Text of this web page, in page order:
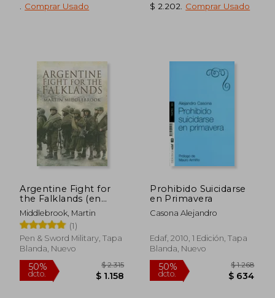
dcto. $ 1.005 dcto.
Comprar Usado
$ 2.202
Comprar Usado
Argentine Fight for
the Falklands (en
Inglés)
Middlebrook, Martin
(1)
Pen & Sword Military, Tapa
Blanda, Nuevo
Prohibido Suicidarse
en Primavera
Casona Alejandro
Edaf, 2010, 1 Edición, Tapa
Blanda, Nuevo